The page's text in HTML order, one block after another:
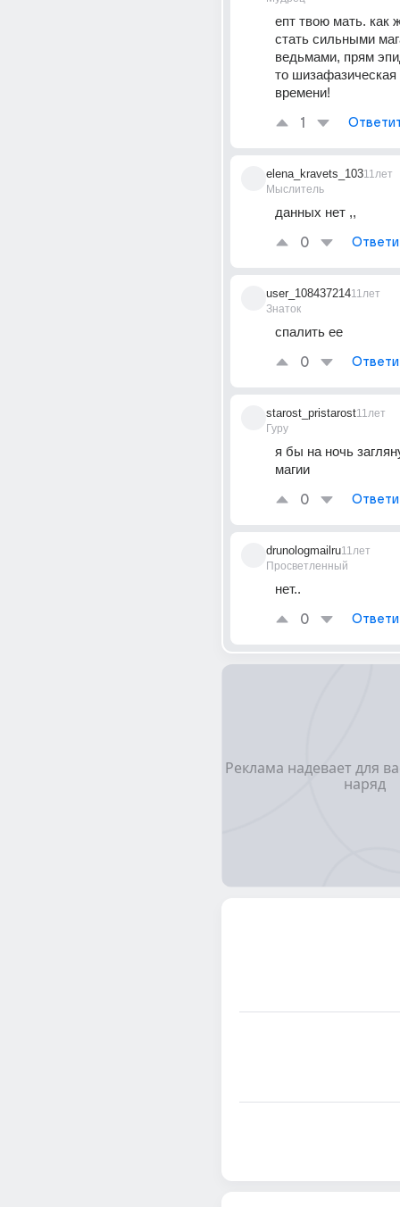
епт твою мать. как
стать сильными
ведьмами, прям
то шизафазическая
времени!
1
elena_kravets_103
Мыслитель
11лет
данных нет ,,
0
user_108437214
Знаток
11лет
спалить ее
0
starost_pristarost
Гуру
11лет
я бы на ночь
магии
0
drunologmailru
Просветленный
11лет
нет..
0